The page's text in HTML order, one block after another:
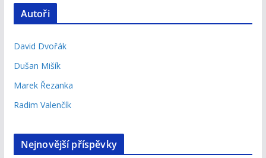
Autoři
David Dvořák
Dušan Mišík
Marek Řezanka
Radim Valenčík
Nejnovější příspěvky